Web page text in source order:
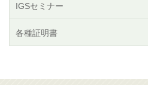
IGSセミナー
各種証明書